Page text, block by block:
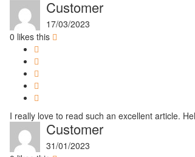
Customer
17/03/2023
0 likes this
I really love to read such an excellent article.
Customer
31/01/2023